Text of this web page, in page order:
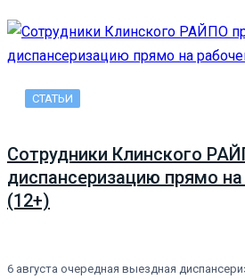
СТАТЬИ
Сотрудники Клинского
диспансеризацию прямо
(12+)
6 августа очередная выездная